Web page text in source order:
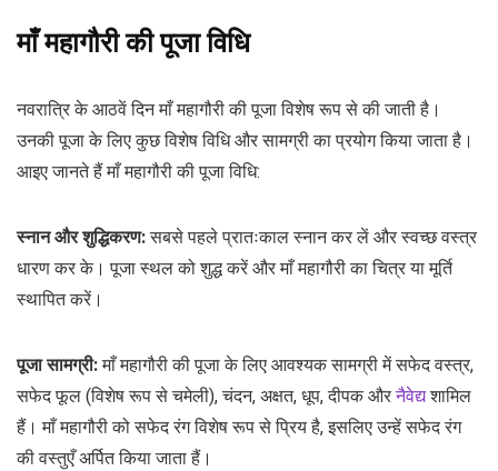
माँ महागौरी की पूजा विधि
नवरात्रि के आठवें दिन माँ महागौरी की पूजा विशेष रूप से की जाती है।
उनकी पूजा के लिए कुछ विशेष विधि और सामग्री का प्रयोग किया जाता है।
आइए जानते हैं माँ महागौरी की पूजा विधि:
स्नान और शुद्धिकरण:सबसे पहले प्रातःकाल स्नान कर लें और स्वच्छ वस्त्र
धारण कर के। पूजा स्थल को शुद्ध करें और माँ महागौरी का चित्र या मूर्ति
स्थापित करें।
पूजा सामग्री:माँ महागौरी की पूजा के लिए आवश्यक सामग्री में सफेद वस्त्र,
सफेद फूल (विशेष रूप से चमेली), चंदन, अक्षत, धूप, दीपक औरनैवेद्यशामिल
हैं। माँ महागौरी को सफेद रंग विशेष रूप से प्रिय है, इसलिए उन्हें सफेद रंग
की वस्तुएँ अर्पित किया जाता हैं।